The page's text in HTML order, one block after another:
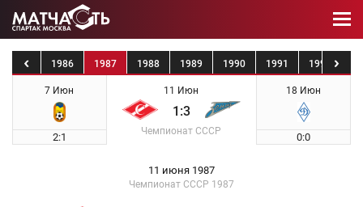
1985 1986 1987 1988 1989 1990 1991 1992
7 Июн
2:1
11 Июн
1:3
Чемпионат СССР
18 Июн
0:0
11 июня 1987
Чемпионат СССР 1987